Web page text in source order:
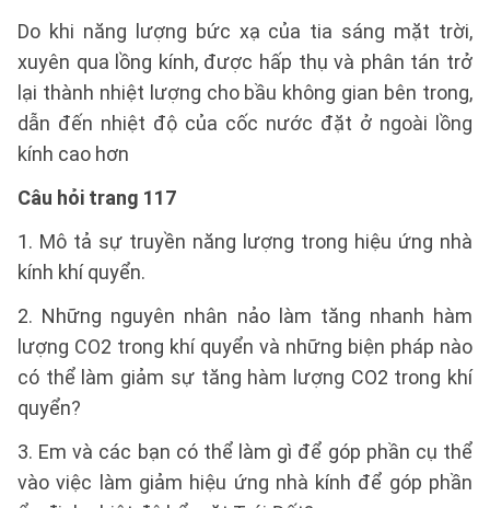
Do khi năng lượng bức xạ của tia sáng mặt trời,
xuyên qua lồng kính, được hấp thụ và phân tán trở
lại thành nhiệt lượng cho bầu không gian bên trong,
dẫn đến nhiệt độ của cốc nước đặt ở ngoài lồng
kính cao hơn
Câu hỏi trang 117
1. Mô tả sự truyền năng lượng trong hiệu ứng nhà
kính khí quyển.
2. Những nguyên nhân nảo làm tăng nhanh hàm
lượng CO2 trong khí quyển và những biện pháp nào
có thể làm giảm sự tăng hàm lượng CO2 trong khí
quyển?
3. Em và các bạn có thể làm gì để góp phần cụ thể
vào việc làm giảm hiệu ứng nhà kính để góp phần